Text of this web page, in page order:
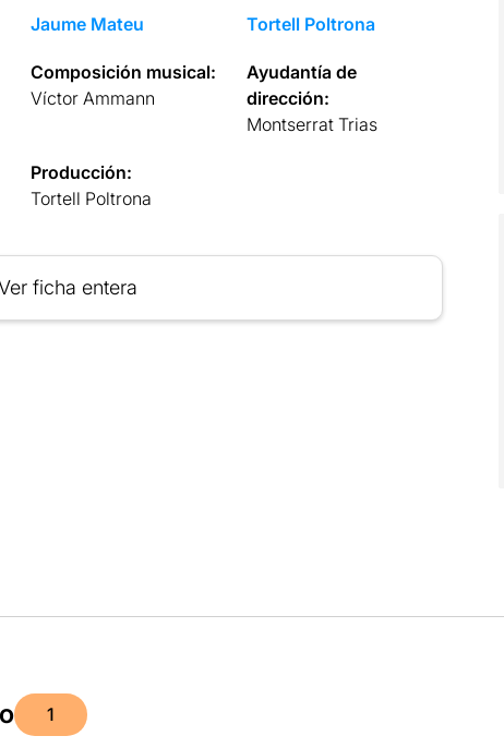
Jaume Mateu
Tortell Poltrona
Composición musical:
Víctor Ammann
Ayudantía de
dirección:
Montserrat Trias
Producción:
Tortell Poltrona
ficha entera
1